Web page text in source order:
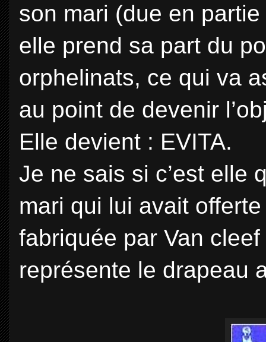
son mari (due en
elle prend sa part du
orphelinats, ce qui va
au point de devenir
Elle devient : EVITA.
Je ne sais si c’est elle
mari qui lui avait
fabriquée par Van
représente le drapeau